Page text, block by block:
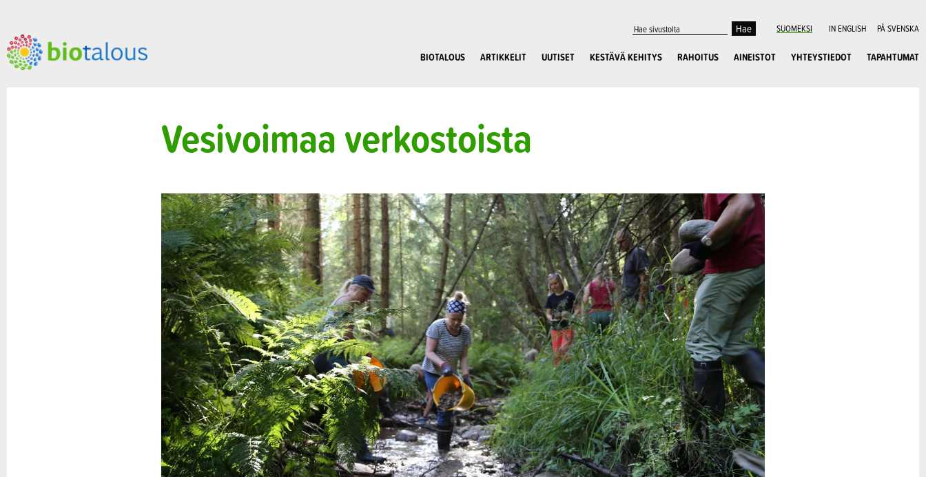
SUOMEKSI IN ENGLISH PÅ SVENSKA
BIOTALOUS ARTIKKELIT UUTISET KESTÄVÄ KEHITYS RAHOITUS AINEISTOT YHTEYSTIEDOT TAPAHTUMAT
Vesivoimaa verkostoista